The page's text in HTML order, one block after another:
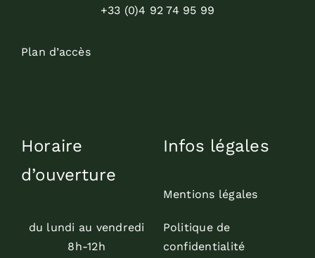
+33 (0)4 92 74 95 99
Plan d’accès
Horaire
d’ouverture
du lundi au vendredi
8h-12h
Infos légales
Mentions légales
Politique de
confidentialité